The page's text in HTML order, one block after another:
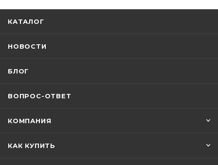
КАТАЛОГ
НОВОСТИ
БЛОГ
ВОПРОС-ОТВЕТ
КОМПАНИЯ
КАК КУПИТЬ